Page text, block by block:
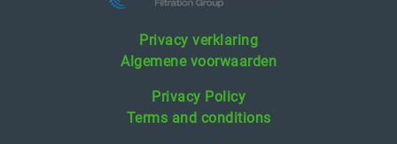
Privacy verklaring
Algemene voorwaarden
Privacy Policy
Terms and conditions